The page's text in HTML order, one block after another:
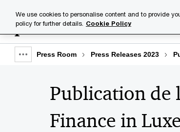
content
footer
Industries
Show
breadcrumb
Press Room Press Releases 2023
Publication de
Finance in
We use cookies to personalise content and to provide
policy for further details. Cookie Policy